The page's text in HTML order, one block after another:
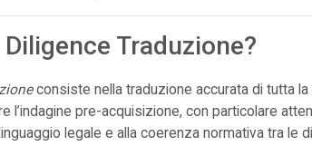
Diligence Traduzione?
consiste nella traduzione accurata di tutta
l’indagine pre-acquisizione, con particolare
legale e alla coerenza normativa tra le